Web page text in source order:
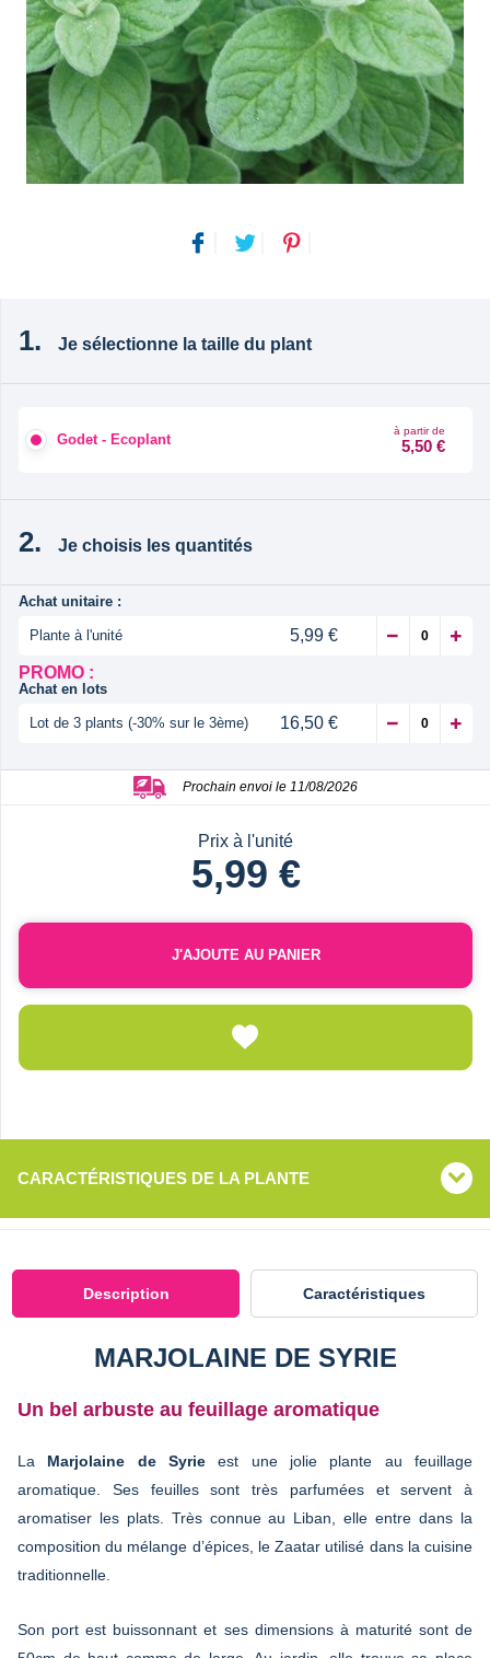
Je sélectionne la taille du plant
Godet - Ecoplant
à partir de
5,50 €
Je choisis les quantités
Achat unitaire :
Plante à l'unité
5,99 €
PROMO :
Achat en lots
Lot de 3 plants (-30% sur le 3ème) 16,50 €
Prochain envoi le 11/08/2026
Prix à l'unité
5,99 €
J'AJOUTE AU PANIER
CARACTÉRISTIQUES DE LA PLANTE
Description Caractéristiques
MARJOLAINE DE SYRIE
Un bel arbuste au feuillage aromatique
La Marjolaine de Syrie est une jolie plante au feuillage
aromatique. Ses feuilles sont très parfumées et servent à
aromatiser les plats. Très connue au Liban, elle entre dans la
composition du mélange d’épices, le Zaatar utilisé dans la cuisine
traditionnelle.
Son port est buissonnant et ses dimensions à maturité sont de